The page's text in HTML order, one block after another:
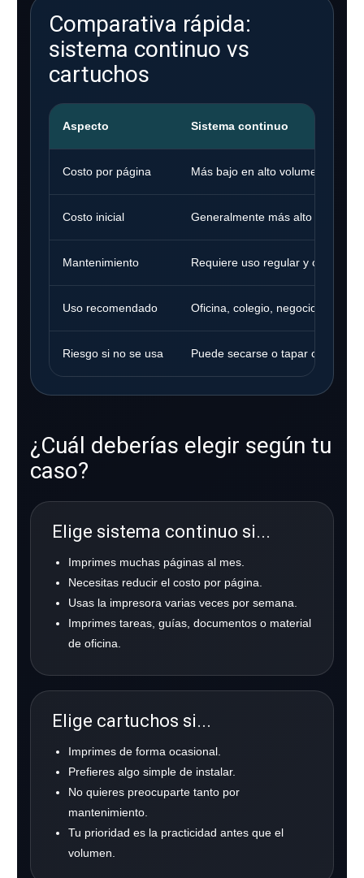
Comparativa rápida:
sistema continuo vs
cartuchos
Aspecto Sistema continuo
Costo por página Más bajo en alto volumen
Costo inicial Generalmente más alto
Mantenimiento Requiere uso regular y cuidado
Uso recomendado Oficina, colegio, negocio, alto
Riesgo si no se usa Puede secarse o tapar cabezales
¿Cuál deberías elegir según tu
caso?
Elige sistema continuo si...
Imprimes muchas páginas al mes.
Necesitas reducir el costo por página.
Usas la impresora varias veces por semana.
Imprimes tareas, guías, documentos o material
de oficina.
Elige cartuchos si...
Imprimes de forma ocasional.
Prefieres algo simple de instalar.
No quieres preocuparte tanto por
mantenimiento.
Tu prioridad es la practicidad antes que el
volumen.